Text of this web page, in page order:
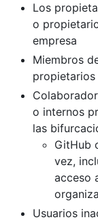
Los
o
empresa
Miembros
propietarios
o internos
las
GitHub
vez,
acceso
Usuarios